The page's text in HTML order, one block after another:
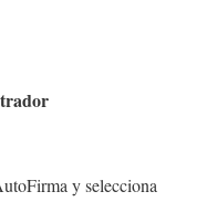
y selecciona